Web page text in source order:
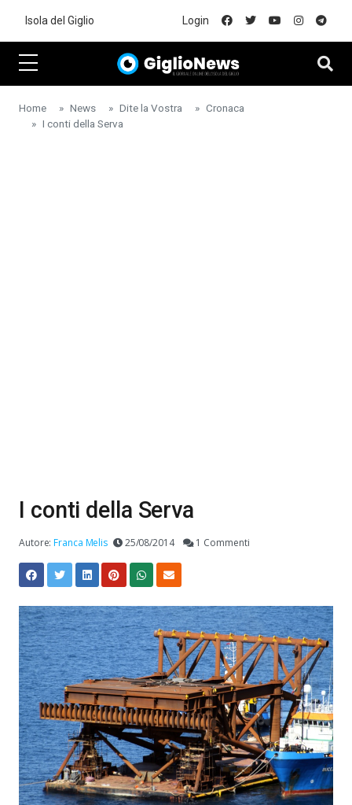
Isola del Giglio Login
Home News Dite la Vostra
Cronaca
I conti della Serva
I conti della Serva
Autore:Franca Melis 25/08/2014 1 Commenti